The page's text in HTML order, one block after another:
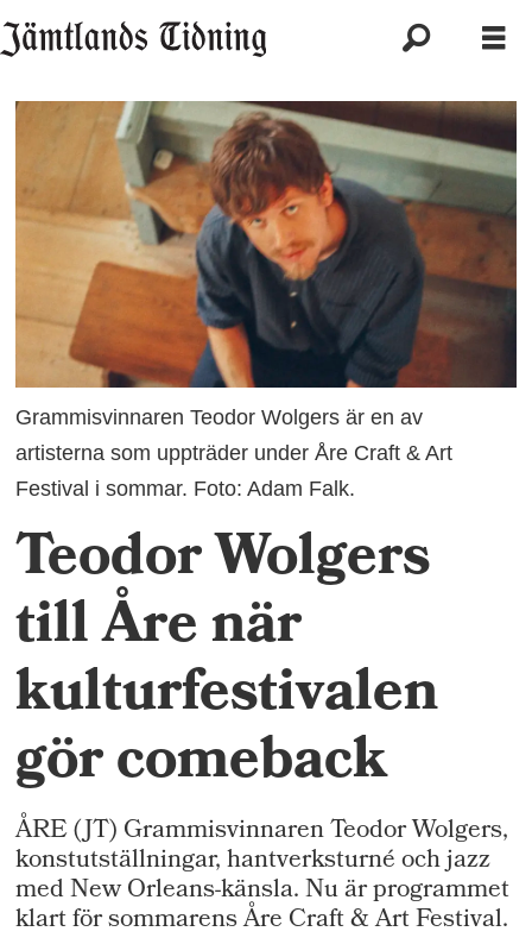
Grammisvinnaren Teodor Wolgers är en av
artisterna som uppträder under Åre Craft & Art
Festival i sommar. Foto: Adam Falk.
Teodor Wolgers
till Åre när
kulturfestivalen
gör comeback
ÅRE (JT) Grammisvinnaren Teodor Wolgers,
konstutställningar, hantverksturné och jazz
med New Orleans-känsla. Nu är programmet
klart för sommarens Åre Craft & Art Festival.